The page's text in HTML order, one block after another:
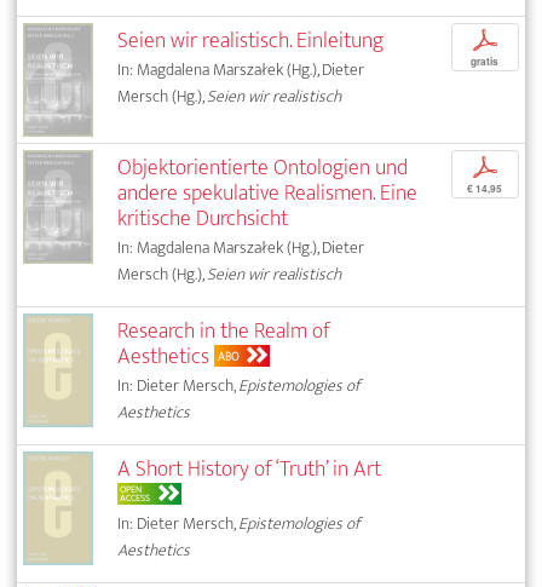
Seien wir realistisch. Einleitung
In: Magdalena Marszałek (Hg.), Dieter
Mersch (Hg.),Seien wir realistisch
p
gratis
Objektorientierte Ontologien und
andere spekulative Realismen. Eine
kritische Durchsicht
In: Magdalena Marszałek (Hg.), Dieter
Mersch (Hg.),Seien wir realistisch
p
€ 14,95
Research in the Realm of
Aesthetics ABO
In: Dieter Mersch,Epistemologies of
Aesthetics
A Short History of ‘Truth’ in Art
OPEN
ACCESS
In: Dieter Mersch,Epistemologies of
Aesthetics